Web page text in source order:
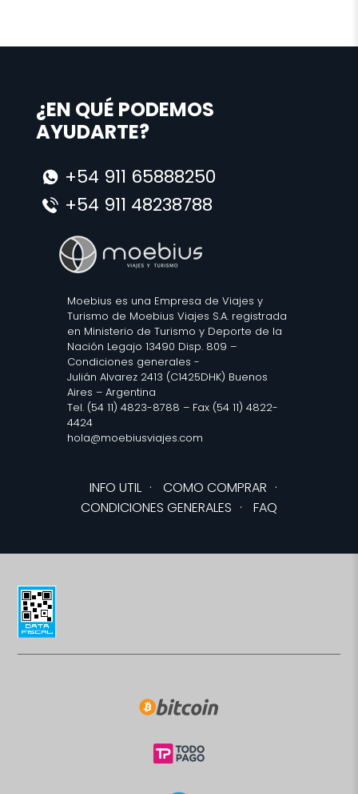
¿EN QUÉ PODEMOS
AYUDARTE?
+54 911 65888250
+54 911 48238788
Moebius es una Empresa de Viajes y
Turismo de Moebius Viajes S.A. registrada
en Ministerio de Turismo y Deporte de la
Nación Legajo 13490 Disp. 809 –
Condiciones generales -
Julián Alvarez 2413 (C1425DHK) Buenos
Aires – Argentina
Tel. (54 11) 4823-8788 – Fax (54 11) 4822-
4424
hola@moebiusviajes.com
INFO UTIL · COMO COMPRAR ·
CONDICIONES GENERALES · FAQ